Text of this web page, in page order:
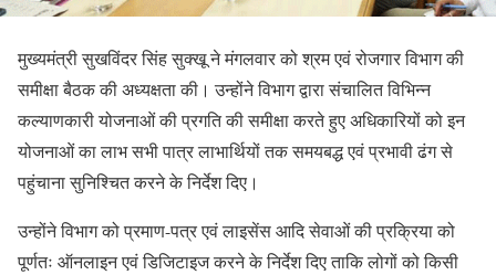
मुख्यमंत्री सुखविंदर सिंह सुक्खू ने मंगलवार को श्रम एवं रोजगार विभाग की
समीक्षा बैठक की अध्यक्षता की। उन्होंने विभाग द्वारा संचालित विभिन्न
कल्याणकारी योजनाओं की प्रगति की समीक्षा करते हुए अधिकारियों को इन
योजनाओं का लाभ सभी पात्र लाभार्थियों तक समयबद्ध एवं प्रभावी ढंग से
पहुंचाना सुनिश्चित करने के निर्देश दिए।
उन्होंने विभाग को प्रमाण-पत्र एवं लाइसेंस आदि सेवाओं की प्रक्रिया को
पूर्णतः ऑनलाइन एवं डिजिटाइज करने के निर्देश दिए ताकि लोगों को किसी